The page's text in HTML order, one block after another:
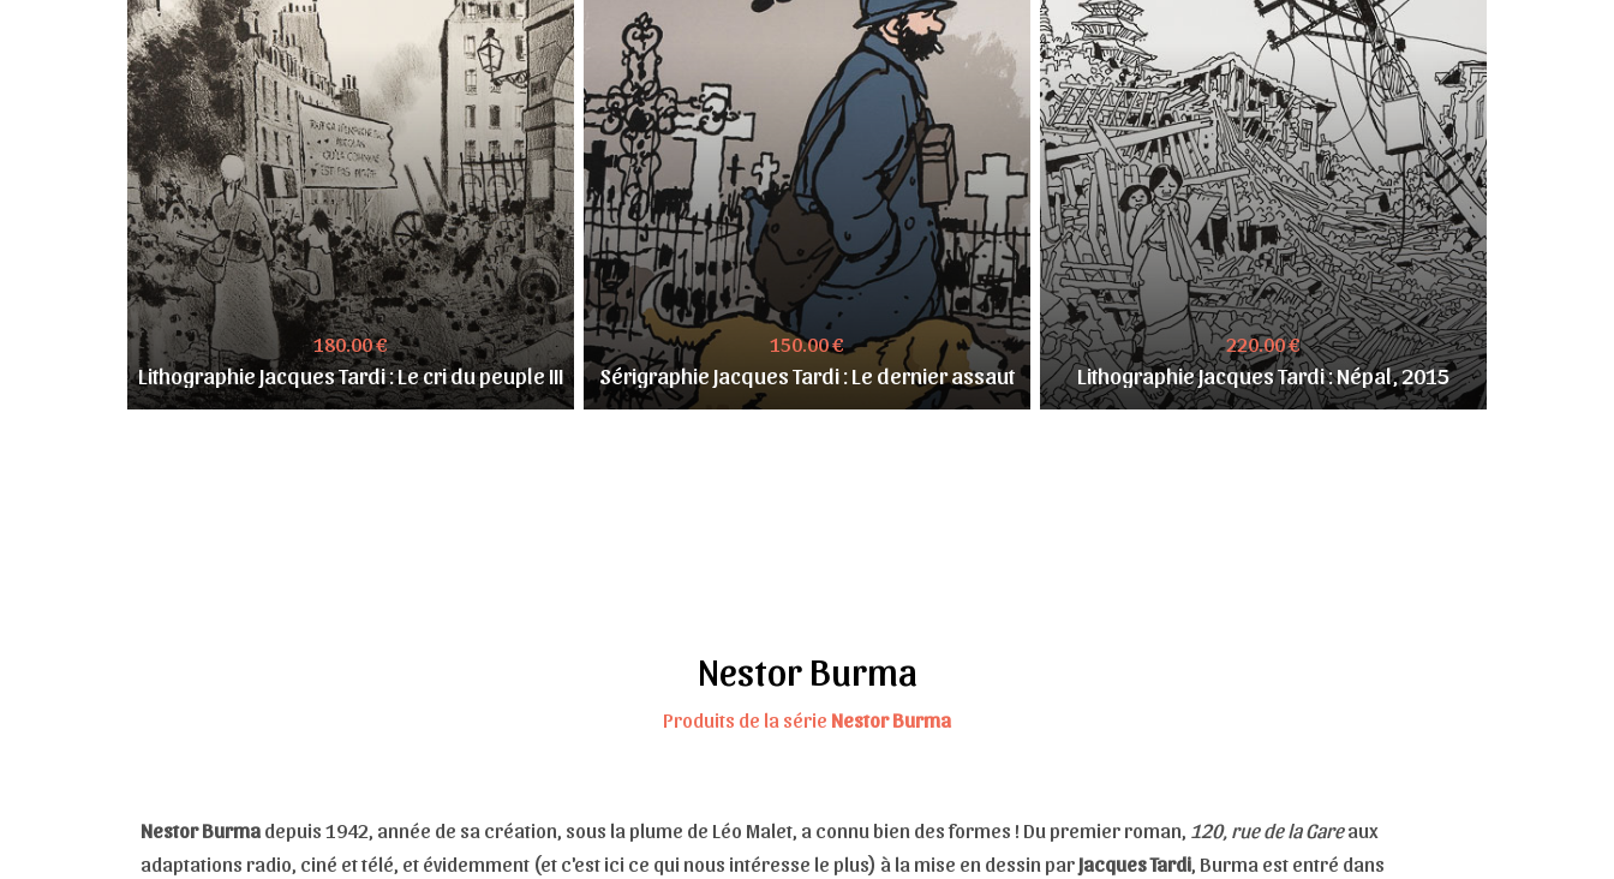
180.00 €
Lithographie Jacques Tardi : Le cri du peuple III
150.00 €
Sérigraphie Jacques Tardi : Le dernier assaut
220.00 €
Lithographie Jacques Tardi : Népal, 2015
Nestor Burma
Produits de la série Nestor Burma
Nestor Burma depuis 1942, année de sa création, sous la plume de Léo Malet, a connu bien des formes ! Du premier roman, 120, rue de la Gareaux
adaptations radio, ciné et télé, et évidemment (et c'est ici ce qui nous intéresse le plus) à la mise en dessin par Jacques Tardi, Burma est entré dans